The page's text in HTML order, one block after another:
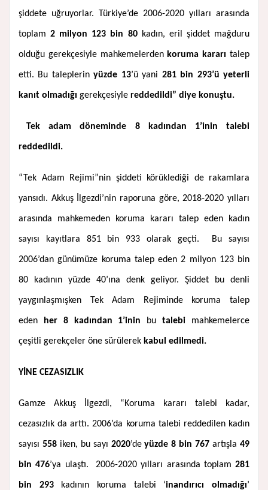
şiddete uğruyorlar. Türkiye’de 2006-2020 yılları arasında
toplam2 milyon 123 bin 80kadın, eril şiddet mağduru
olduğu gerekçesiyle mahkemelerdenkoruma kararı talep
etti. Bu taleplerinyüzde 13’ü yani 281 bin 293’ü yeterli
kanıt olmadığı gerekçesiyle reddedildi” diye konuştu.
Tek adam döneminde 8 kadından 1’inin talebi
reddedildi.
“Tek Adam Rejimi”nin şiddeti körüklediği de rakamlara
yansıdı. Akkuş İlgezdi’nin raporuna göre, 2018-2020 yılları
arasında mahkemeden koruma kararı talep eden kadın
sayısı kayıtlara 851 bin 933 olarak geçti. Bu sayısı
2006’dan günümüze koruma talep eden 2 milyon 123 bin
80 kadının yüzde 40’ına denk geliyor. Şiddet bu denli
yaygınlaşmışken Tek Adam Rejiminde koruma talep
eden her 8 kadından 1’inin butalebi mahkemelerce
çeşitli gerekçeler öne sürülerek kabul edilmedi.
YİNE CEZASIZLIK
Gamze Akkuş İlgezdi, “Koruma kararı talebi kadar,
cezasızlık da arttı. 2006’da koruma talebi reddedilen kadın
sayısı 558iken, bu sayı 2020’deyüzde 8 bin 767 artışla49
bin 476’ya ulaştı. 2006-2020 yılları arasında toplam 281
bin 293kadının koruma talebi ‘inandırıcı olmadığı’